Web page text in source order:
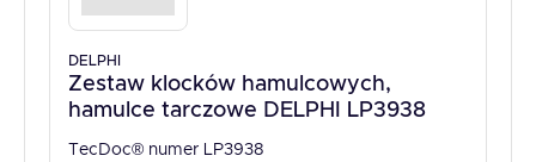
DELPHI
Zestaw klocków hamulcowych,
hamulce tarczowe DELPHI LP3938
TecDoc® numer LP3938